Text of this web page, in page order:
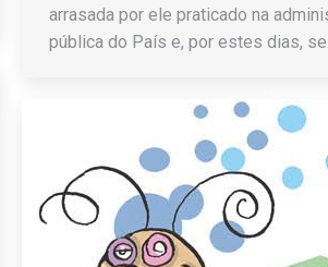
arrasada por ele praticado na
pública do País e, por estes dias,